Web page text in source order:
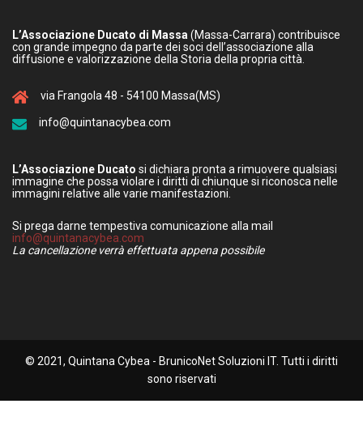
L’Associazione Ducato di Massa (Massa-Carrara) contribuisce
con grande impegno da parte dei soci dell’associazione alla
diffusione e valorizzazione della Storia della propria città.
via Frangola 48 - 54100 Massa(MS)
info@quintanacybea.com
L’Associazione Ducato si dichiara pronta a rimuovere qualsiasi
immagine che possa violare i diritti di chiunque si riconosca nelle
immagini relative alle varie manifestazioni.
Si prega darne tempestiva comunicazione alla mail
info@quintanacybea.com
La cancellazione verrà effettuata appena possibile
© 2021, Quintana Cybea - BrunicoNet Soluzioni IT. Tutti i diritti
sono riservati